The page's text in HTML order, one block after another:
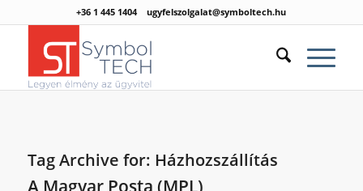
+36 1 445 1404 ugyfelszolgalat@symboltech.hu
Tag Archive for: Házhozszállítás
A Magyar Posta (MPL)